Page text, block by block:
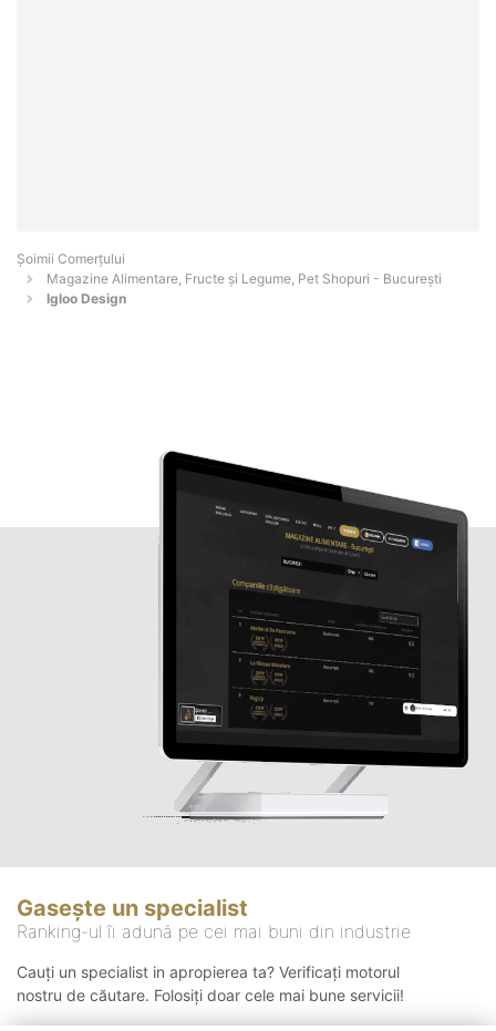
Șoimii Comerțului
Magazine Alimentare, Fructe și Legume, Pet Shopuri - Bucureşti
Igloo Design
Gasește un specialist
Ranking-ul îi adună pe cei mai buni din industrie
Cauți un specialist in apropierea ta? Verificați motorul
nostru de căutare. Folosiți doar cele mai bune servicii!